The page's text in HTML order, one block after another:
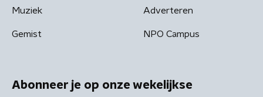
Muziek
Gemist
Adverteren
NPO Campus
Abonneer je op onze wekelijkse